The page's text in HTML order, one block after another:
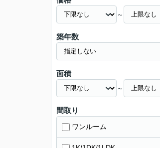
～
築年数
面積
～
間取り
ワンルーム